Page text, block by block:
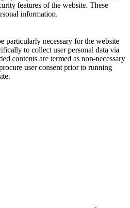
features of the website. These
information.
particularly necessary for the website
to collect user personal data via
contents are termed as non-necessary
user consent prior to running